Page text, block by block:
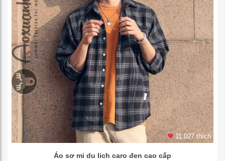
11.027 thích
Áo sơ mi du lich caro đen cao cấp